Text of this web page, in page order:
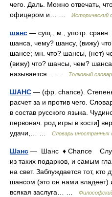
чего. Даль. Можно отвечать,
офицером и… …
Исторический
шанс — сущ., м., употр. сравн.
шанса, чему? шансу, (вижу)
шансе; мн. что? шансы, (нет)
(вижу) что? шансы, чем?
называется… …
Толковый
ШАНС — (фр. chance). Степень
расчет за и против чего.
в состав русского языка.
первонач. род игры в кости]
удачи,… …
Словарь иностранных
Шанс — Шанс ♦ Chance
из таких подарков, и самым
на свет. Заблуждается тот, кто
шансом (это он нами владеет)
всякая заслуга… …